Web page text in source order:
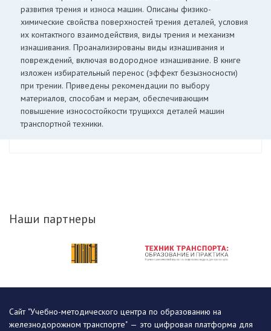
развития трения и износа машин. Описаны физико-
химические свойства поверхностей трения деталей, условия
их контактного взаимодействия, виды трения и механизм
изнашивания. Проанализированы виды изнашивания и
повреждений, включая водородное изнашивание. В книге
изложен избирательный перенос (эффект безызносности)
при трении. Приведены рекомендации по выбору
материалов, способам и мерам, обеспечивающим
повышение износостойкости трущихся деталей машин
транспортной техники.
Наши партнеры
Сайт "Учебно-методического центра по образованию на
железнодорожном транспорте" — это цифровая платформа для